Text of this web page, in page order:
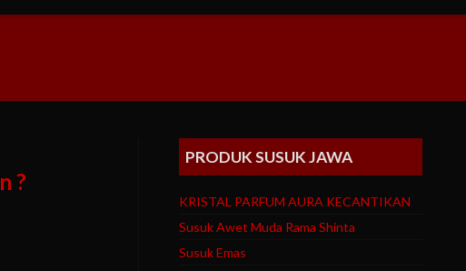
?
PRODUK SUSUK JAWA
KRISTAL PARFUM AURA KECANTIKAN
Susuk Awet Muda Rama Shinta
Susuk Emas